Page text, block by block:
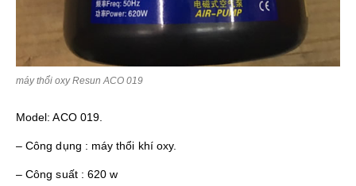
máy thổi oxy Resun ACO 019
Model: ACO 019.
– Công dụng : máy thổi khí oxy.
– Công suất : 620 w